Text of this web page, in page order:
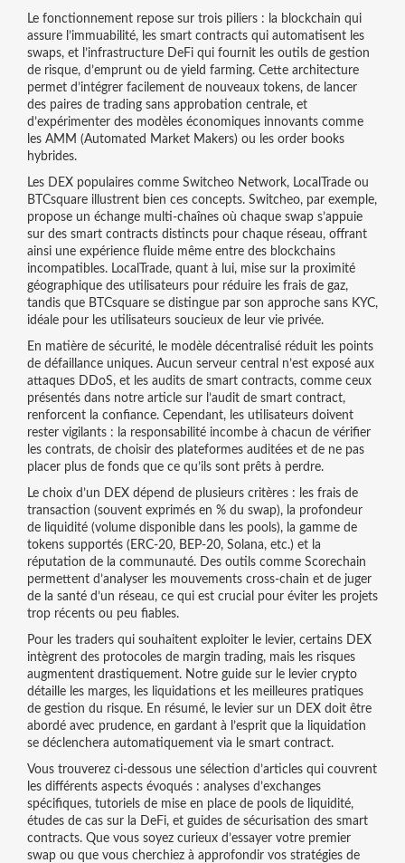
Le fonctionnement repose sur trois piliers : la blockchain qui
assure l’immuabilité, les smart contractsqui automatisent les
swaps, et l’infrastructure DeFiqui fournit les outils de gestion
de risque, d’emprunt ou de yield farming. Cette architecture
permet d’intégrer facilement de nouveaux tokens, de lancer
des paires de trading sans approbation centrale, et
d’expérimenter des modèles économiques innovants comme
les AMM (Automated Market Makers) ou les order books
hybrides.
Les DEX populaires comme Switcheo Network, LocalTrade ou
BTCsquare illustrent bien ces concepts. Switcheo, par exemple,
propose un échange multi‑chaînes où chaque swap s’appuie
sur des smart contracts distincts pour chaque réseau, offrant
ainsi une expérience fluide même entre des blockchains
incompatibles. LocalTrade, quant à lui, mise sur la proximité
géographique des utilisateurs pour réduire les frais de gaz,
tandis que BTCsquare se distingue par son approche sans KYC,
idéale pour les utilisateurs soucieux de leur vie privée.
En matière de sécurité, le modèle décentralisé réduit les points
de défaillance uniques. Aucun serveur central n’est exposé aux
attaques DDoS, et les audits de smart contracts, comme ceux
présentés dans notre article sur l’audit de smart contract,
renforcent la confiance. Cependant, les utilisateurs doivent
rester vigilants : la responsabilité incombe à chacun de vérifier
les contrats, de choisir des plateformes auditées et de ne pas
placer plus de fonds que ce qu’ils sont prêts à perdre.
Le choix d’un DEX dépend de plusieurs critères : les frais de
transaction (souvent exprimés en % du swap), la profondeur
de liquidité (volume disponible dans les pools), la gamme de
tokens supportés (ERC‑20, BEP‑20, Solana, etc.) et la
réputation de la communauté. Des outils comme Scorechain
permettent d’analyser les mouvements cross‑chain et de juger
de la santé d’un réseau, ce qui est crucial pour éviter les projets
trop récents ou peu fiables.
Pour les traders qui souhaitent exploiter le levier, certains DEX
intègrent des protocoles de margin trading, mais les risques
augmentent drastiquement. Notre guide sur le levier crypto
détaille les marges, les liquidations et les meilleures pratiques
de gestion du risque. En résumé, le levier sur un DEX doit être
abordé avec prudence, en gardant à l’esprit que la liquidation
se déclenchera automatiquement via le smart contract.
Vous trouverez ci‑dessous une sélection d’articles qui couvrent
les différents aspects évoqués : analyses d’exchanges
spécifiques, tutoriels de mise en place de pools de liquidité,
études de cas sur la DeFi, et guides de sécurisation des smart
contracts. Que vous soyez curieux d’essayer votre premier
swap ou que vous cherchiez à approfondir vos stratégies de